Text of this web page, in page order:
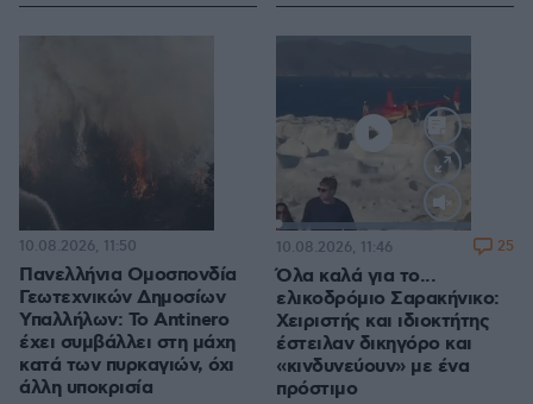
Πανελλήνια Ομοσπονδία
Γεωτεχνικών Δημοσίων
Υπαλλήλων: Το Antinero
έχει συμβάλλει στη μάχη
κατά των πυρκαγιών, όχι
άλλη υποκρισία
10.08.2026, 11:50
Loaded
100.00%
Όλα καλά για το...
ελικοδρόμιο Σαρακήνικο:
Χειριστής και ιδιοκτήτης
έστειλαν δικηγόρο και
«κινδυνεύουν» με ένα
πρόστιμο
10.08.2026, 11:46 25